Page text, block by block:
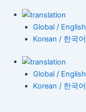
Global / English
Korean / 한국어
Global / English
Korean / 한국어